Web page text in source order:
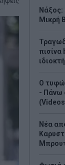
Νάξος:
Μικρή
Ο
- Πάνω
Νέα